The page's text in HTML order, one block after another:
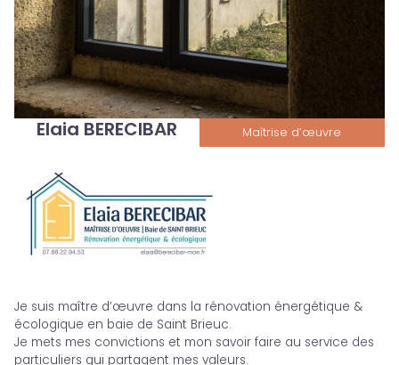
Elaia BERECIBAR Maîtrise d’œuvre
Je suis maître d’œuvre dans la rénovation énergétique &
écologique en baie de Saint Brieuc.
Je mets mes convictions et mon savoir faire au service des
particuliers qui partagent mes valeurs.